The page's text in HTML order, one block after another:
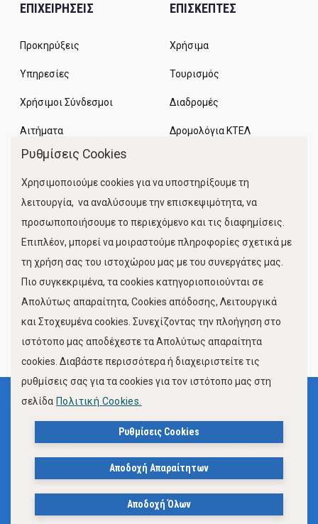
ΕΠΙΧΕΙΡΗΣΕΙΣ
Προκηρύξεις
Υπηρεσίες
Χρήσιμοι Σύνδεσμοι
Αιτήματα
ΕΠΙΣΚΕΠΤΕΣ
Χρήσιμα
Τουρισμός
Διαδρομές
Δρομολόγια ΚΤΕΛ
Κίνηση Λιμένος
FOLLOW US
© 2023, Δήμος Βόλου
Όροι Χρήσης
Πολιτική Προστασίας Προσωπικών Δεδομένων
Πολιτική Cookies
Ρυθμίσεις Cookies
Χρησιμοποιούμε cookies για να υποστηρίξουμε τη
λειτουργία, να αναλύσουμε την επισκεψιμότητα, να
προσωποποιήσουμε το περιεχόμενο και τις διαφημίσεις.
Επιπλέον, μπορεί να μοιραστούμε πληροφορίες σχετικά με
τη χρήση σας του ιστοχώρου μας με του συνεργάτες μας.
Πιο συγκεκριμένα, τα cookies κατηγοριοποιούνται σε
Απολύτως απαραίτητα, Cookies απόδοσης, Λειτουργικά
και Στοχευμένα cookies. Συνεχίζοντας την πλοήγηση στο
ιστότοπο μας αποδέχεστε τα Απολύτως απαραίτητα
cookies. Διαβάστε περισσότερα ή διαχειριστείτε τις
ρυθμίσεις σας για τα cookies για τον ιστότοπο μας στη
σελίδα Πολιτική Cookies.
Ρυθμίσεις Cookies
Αποδοχή Απαραίτητων
Αποδοχή Όλων